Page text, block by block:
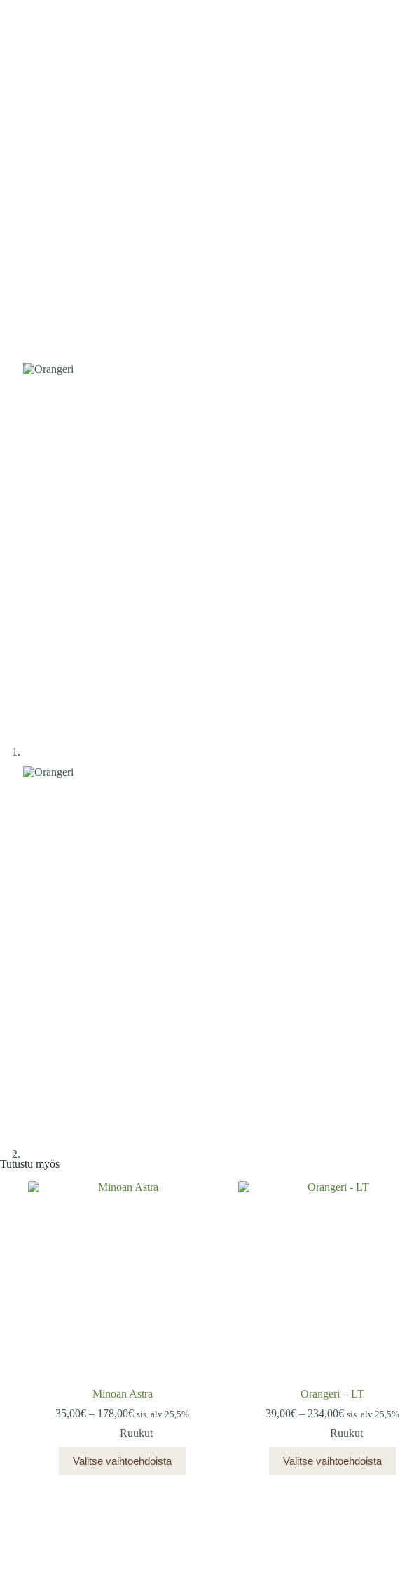
Tutustu myös
Minoan Astra
35,00€ – 178,00€Hintaluokka:
-
178,00€
sis. alv 25,5%
Ruukut
Valitse vaihtoehdoista
tuotteella
on
Orangeri – LT
39,00€ – 234,00€Hintaluokka:
-
234,00€
sis. alv 25,5%
Ruukut
Valitse vaihtoehdoista
tuotteella
on